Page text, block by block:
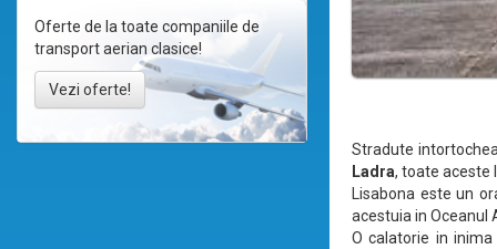
Oferte de la toate companiile de
transport aerian clasice!
Vezi oferte!
Stradute
Ladra, toate aceste
Lisabona este un
acestuia in Oceanul
O calatorie in